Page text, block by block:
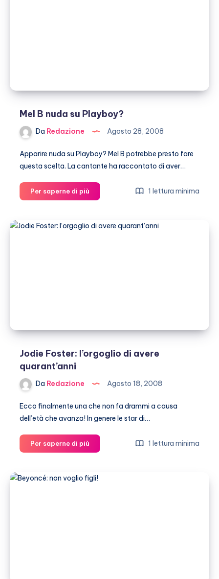
Mel B nuda su Playboy?
Da Redazione Agosto 28, 2008
Apparire nuda su Playboy? Mel B potrebbe presto fare
questa scelta. La cantante ha raccontato di aver…
Per saperne di più
B
su
1 lettura minima
Jodie Foster: l’orgoglio di avere
quarant’anni
Da Redazione Agosto 18, 2008
Ecco finalmente una che non fa drammi a causa
dell’età che avanza! In genere le star di…
Per saperne di più
Foster:
di
1 lettura minima